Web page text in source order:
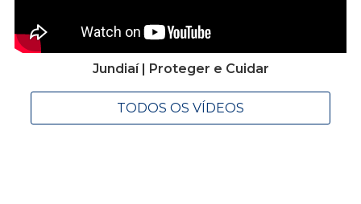
Jundiaí | Proteger e Cuidar
TODOS OS VÍDEOS